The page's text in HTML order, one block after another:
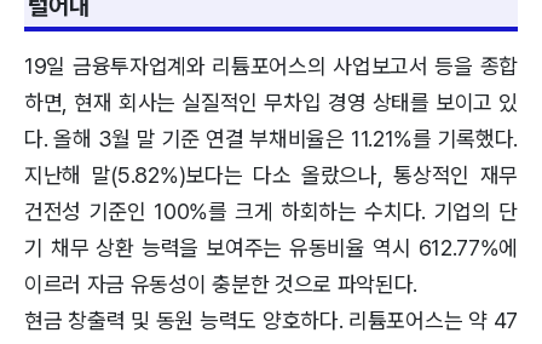
털어내
19일 금융투자업계와 리튬포어스의 사업보고서 등을 종합
하면, 현재 회사는 실질적인 무차입 경영 상태를 보이고 있
다. 올해 3월 말 기준 연결 부채비율은 11.21%를 기록했다.
지난해 말(5.82%)보다는 다소 올랐으나, 통상적인 재무
건전성 기준인 100%를 크게 하회하는 수치다. 기업의 단
기 채무 상환 능력을 보여주는 유동비율 역시 612.77%에
이르러 자금 유동성이 충분한 것으로 파악된다.
현금 창출력 및 동원 능력도 양호하다. 리튬포어스는 약 47